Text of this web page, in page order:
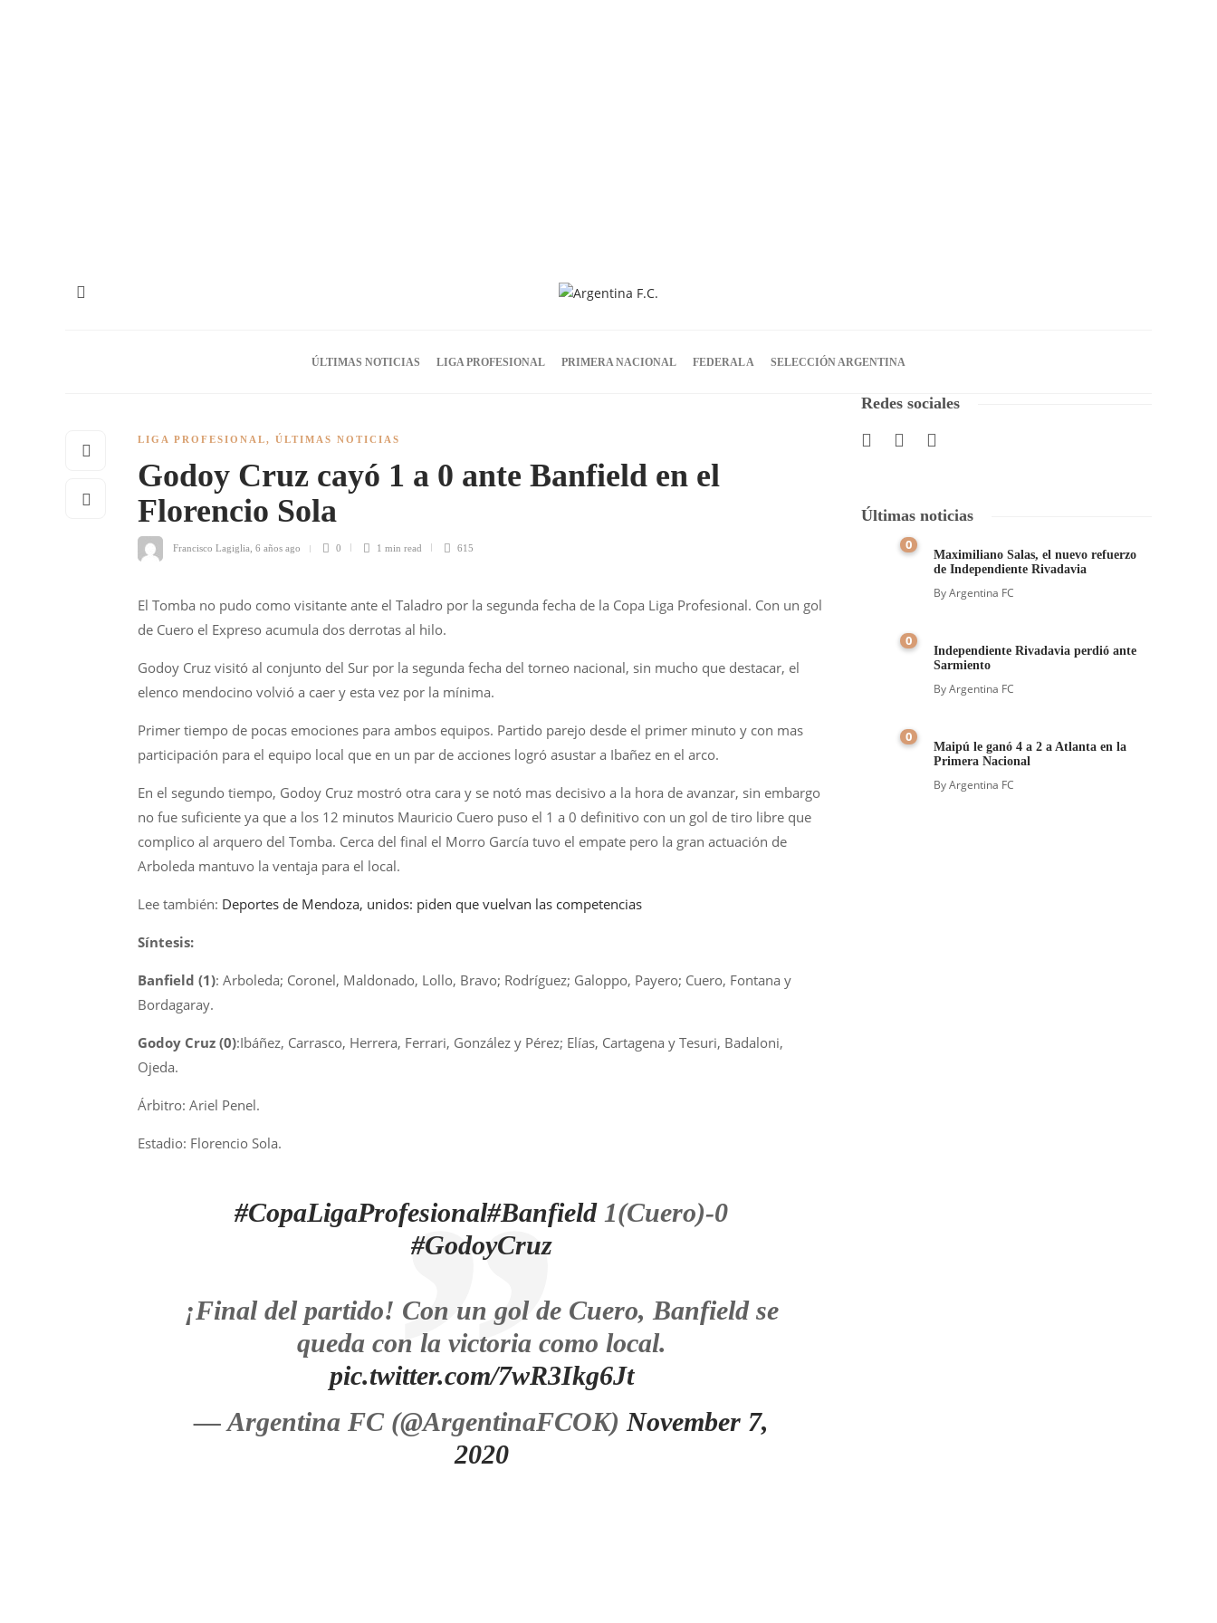
ÚLTIMAS NOTICIAS LIGA PROFESIONAL PRIMERA NACIONAL FEDERAL A SELECCIÓN ARGENTINA
LIGA PROFESIONAL, ÚLTIMAS NOTICIAS
Godoy Cruz cayó 1 a 0 ante Banfield en el
Florencio Sola
Francisco Lagiglia 6 años ago 0 1 min read 615
El Tomba no pudo como visitante ante el Taladro por la segunda fecha de la Copa Liga Profesional. Con un gol
de Cuero el Expreso acumula dos derrotas al hilo.
Godoy Cruz visitó al conjunto del Sur por la segunda fecha del torneo nacional, sin mucho que destacar, el
elenco mendocino volvió a caer y esta vez por la mínima.
Primer tiempo de pocas emociones para ambos equipos. Partido parejo desde el primer minuto y con mas
participación para el equipo local que en un par de acciones logró asustar a Ibañez en el arco.
En el segundo tiempo, Godoy Cruz mostró otra cara y se notó mas decisivo a la hora de avanzar, sin embargo
no fue suficiente ya que a los 12 minutos Mauricio Cuero puso el 1 a 0 definitivo con un gol de tiro libre que
complico al arquero del Tomba. Cerca del final el Morro García tuvo el empate pero la gran actuación de
Arboleda mantuvo la ventaja para el local.
Lee también: Deportes de Mendoza, unidos: piden que vuelvan las competencias
Síntesis:
Banfield (1): Arboleda; Coronel, Maldonado, Lollo, Bravo; Rodríguez; Galoppo, Payero; Cuero, Fontana y
Bordagaray.
Godoy Cruz (0):Ibáñez, Carrasco, Herrera, Ferrari, González y Pérez; Elías, Cartagena y Tesuri, Badaloni,
Ojeda.
Árbitro: Ariel Penel.
Estadio: Florencio Sola.
#CopaLigaProfesional#Banfield1(Cuero)-0
#GodoyCruz
¡Final del partido! Con un gol de Cuero, Banfield se
queda con la victoria como local.
pic.twitter.com/7wR3Ikg6Jt
— Argentina FC (@ArgentinaFCOK)November 7,
2020
Redes sociales
Últimas noticias
0
Maximiliano Salas, el nuevo refuerzo
de Independiente Rivadavia
ByArgentina FC
0
Independiente Rivadavia perdió ante
Sarmiento
ByArgentina FC
0
Maipú le ganó 4 a 2 a Atlanta en la
Primera Nacional
ByArgentina FC